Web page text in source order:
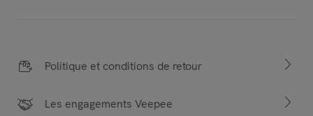
Politique et conditions de retour
Les engagements Veepee